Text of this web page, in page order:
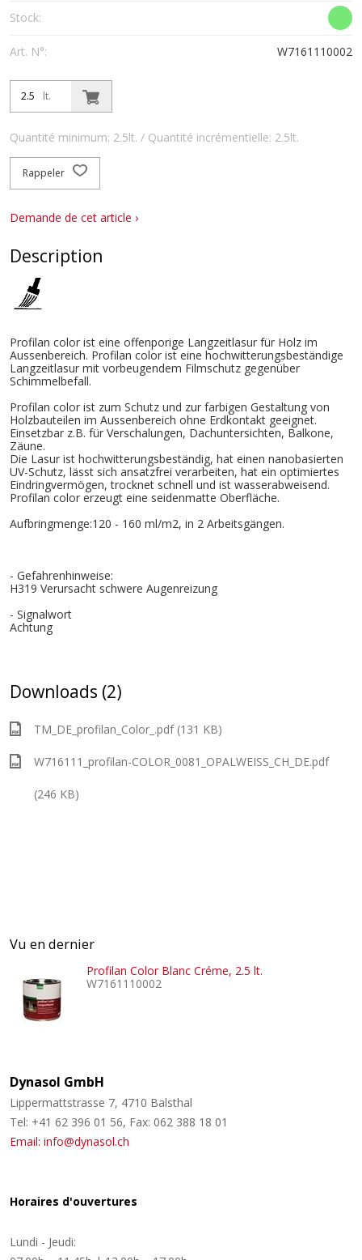
Stock:
Art. N°: W7161110002
lt.
Quantité minimum: 2.5lt. / Quantité incrémentielle: 2.5lt.
Rappeler
Demande de cet article ›
Description
Profilan color ist eine offenporige Langzeitlasur für Holz im
Aussenbereich. Profilan color ist eine hochwitterungsbeständige
Langzeitlasur mit vorbeugendem Filmschutz gegenüber
Schimmelbefall.
Profilan color ist zum Schutz und zur farbigen Gestaltung von
Holzbauteilen im Aussenbereich ohne Erdkontakt geeignet.
Einsetzbar z.B. für Verschalungen, Dachuntersichten, Balkone,
Zäune.
Die Lasur ist hochwitterungsbeständig, hat einen nanobasierten
UV-Schutz, lässt sich ansatzfrei verarbeiten, hat ein optimiertes
Eindringvermögen, trocknet schnell und ist wasserabweisend.
Profilan color erzeugt eine seidenmatte Oberfläche.
Aufbringmenge:120 - 160 ml/m2, in 2 Arbeitsgängen.
- Gefahrenhinweise:
H319 Verursacht schwere Augenreizung
- Signalwort
Achtung
Downloads (2)
TM_DE_profilan_Color_.pdf (131 KB)
W716111_profilan-COLOR_0081_OPALWEISS_CH_DE.pdf
(246 KB)
Vu en dernier
Profilan Color Blanc Créme, 2.5 lt.
W7161110002
Dynasol GmbH
Lippermattstrasse 7, 4710 Balsthal
Tel: +41 62 396 01 56, Fax: 062 388 18 01
Email: info@dynasol.ch
Horaires d'ouvertures
Lundi - Jeudi: